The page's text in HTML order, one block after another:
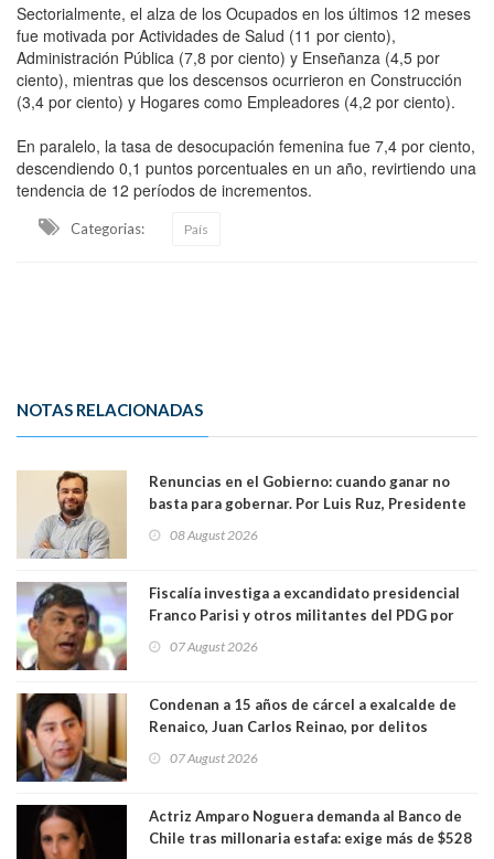
Sectorialmente, el alza de los Ocupados en los últimos 12 meses
fue motivada por Actividades de Salud (11 por ciento),
Administración Pública (7,8 por ciento) y Enseñanza (4,5 por
ciento), mientras que los descensos ocurrieron en Construcción
(3,4 por ciento) y Hogares como Empleadores (4,2 por ciento).
En paralelo, la tasa de desocupación femenina fue 7,4 por ciento,
descendiendo 0,1 puntos porcentuales en un año, revirtiendo una
tendencia de 12 períodos de incrementos.
Categorias: País
NOTAS RELACIONADAS
Renuncias en el Gobierno: cuando ganar no
basta para gobernar. Por Luis Ruz, Presidente
08 August 2026
Fiscalía investiga a excandidato presidencial
Franco Parisi y otros militantes del PDG por
07 August 2026
Condenan a 15 años de cárcel a exalcalde de
Renaico, Juan Carlos Reinao, por delitos
07 August 2026
Actriz Amparo Noguera demanda al Banco de
Chile tras millonaria estafa: exige más de $528